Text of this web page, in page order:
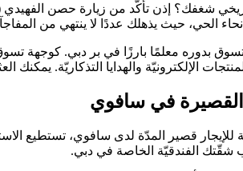
شغفك؟ إذن تأكّد من زيارة حصن الفهيدي
الحي، حيث يذهلك عددًا لا ينتهي من
بدوره معلمًا بارزًا في بر دبي. كوجهة
المنتجات الإلكترونيّة والهدايا التذكاريّة.
القصيرة في سافوي
للإيجار قصير المدّة لدى سافوي، تستطيع
شقّتك الفندقيّة الخاصة في دبي.